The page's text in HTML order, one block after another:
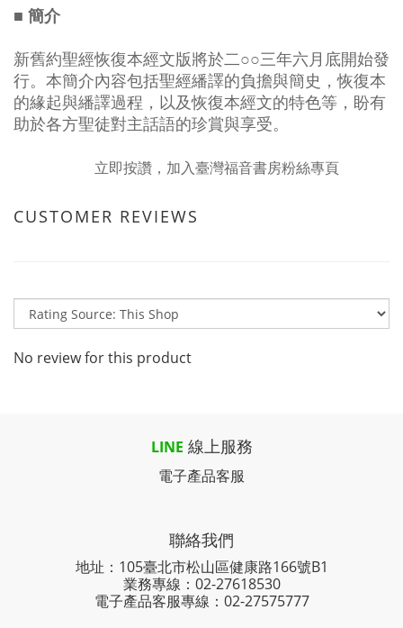
■ 簡介
新舊約聖經恢復本經文版將於二○○三年六月底開始發
行。本簡介內容包括聖經繙譯的負擔與簡史，恢復本
的緣起與繙譯過程，以及恢復本經文的特色等，盼有
助於各方聖徒對主話語的珍賞與享受。
立即按讚，加入臺灣福音書房粉絲專頁
CUSTOMER REVIEWS
No review for this product
LINE 線上服務
電子產品客服
聯絡我們
地址：105臺北市松山區健康路166號B1
業務專線： 02-27618530
電子產品客服專線：02-27575777